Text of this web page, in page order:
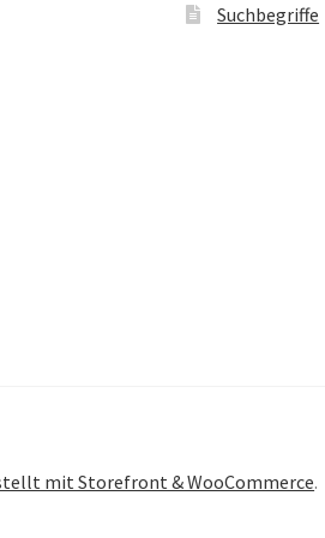
Suchbegriffe
mit Storefront & WooCommerce.